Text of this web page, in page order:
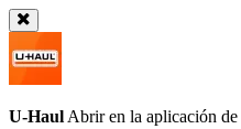
U-Haul Abrir en la aplicación de